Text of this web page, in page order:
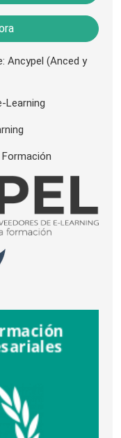
Ancypel (Anced y
Learning